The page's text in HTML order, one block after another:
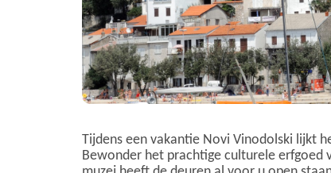
Tijdens een vakantie Novi Vinodolski lijkt
Bewonder het prachtige culturele erfgoed